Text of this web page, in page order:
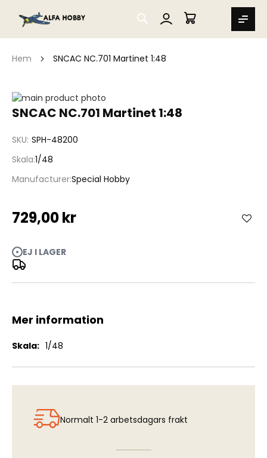
SEARCH
MIN VARUKORG
Hem SNCAC NC.701 Martinet 1:48
SNCAC NC.701 Martinet 1:48
SKU SPH-48200
Skala 1/48
ManufacturerSpecial Hobby
729,00 kr
EJ I LAGER
Hoppa
till
bildgalleriet
Hoppa
av
bildgalleriet
Mer information
Mer
1/48
Normalt 1-2 arbetsdagars frakt